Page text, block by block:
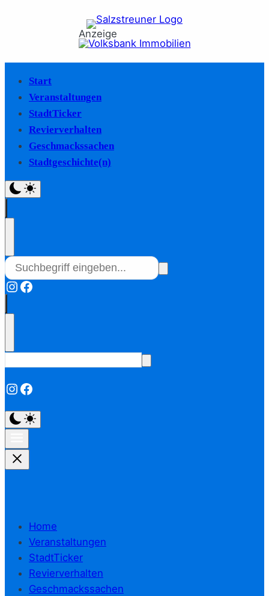
Anzeige
Start
Veranstaltungen
StadtTicker
Revierverhalten
Geschmackssachen
Stadtgeschichte(n)
Instagram
Facebook
Instagram
Facebook
Home
Veranstaltungen
StadtTicker
Revierverhalten
Geschmackssachen